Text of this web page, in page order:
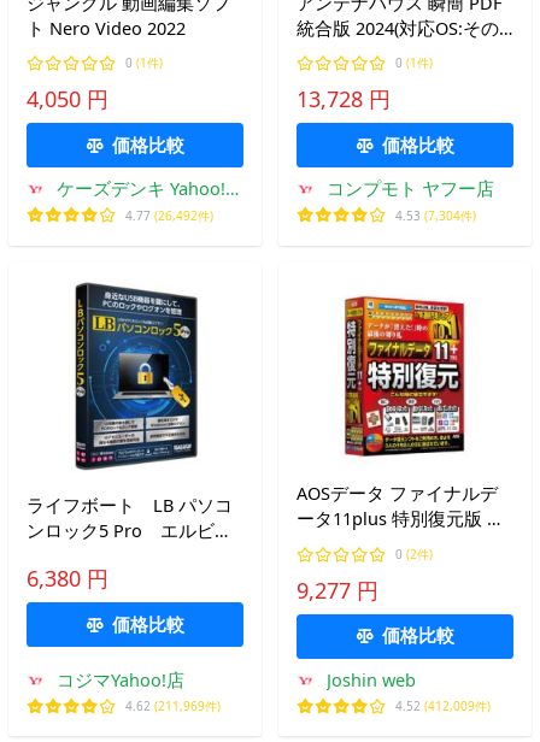
ト Nero Video 2022
0 (1件)
4,050 円
価格比較
ケーズデンキ Yahoo!シ
ョップ
4.77 (26,492件)
統合版 2024(対応OS:その
他) 目安在庫=△
0 (1件)
13,728 円
価格比較
コンプモト ヤフー店
4.53 (7,304件)
ライフボート LB パソコ
ンロック5 Pro エルビー
6,380 円
価格比較
コジマYahoo!店
4.62 (211,969件)
AOSデータ ファイナルデ
ータ11plus 特別復元版 ※
パッケージ版 ファイナル
データ11Pトクフク-W 返
品種別B
0 (2件)
9,277 円
価格比較
Joshin web
4.52 (412,009件)